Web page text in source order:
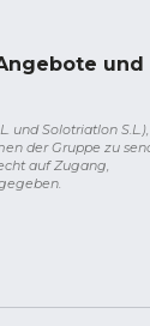
und
und Solotriatlon
der Gruppe zu
auf Zugang,